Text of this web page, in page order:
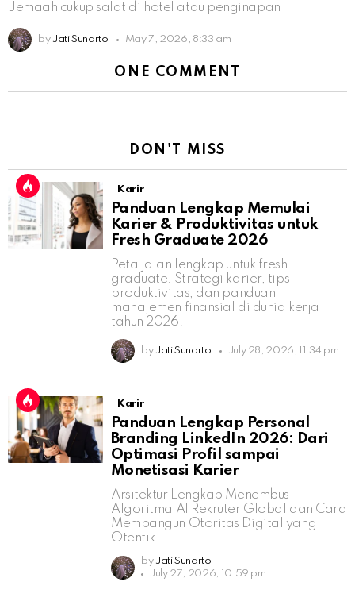
Jemaah cukup salat di hotel atau penginapan
by Jati Sunarto May 7, 2026, 8:33 am
ONE COMMENT
DON'T MISS
Karir
Panduan Lengkap Memulai
Karier & Produktivitas untuk
Fresh Graduate 2026
Peta jalan lengkap untuk fresh
graduate: Strategi karier, tips
produktivitas, dan panduan
manajemen finansial di dunia kerja
tahun 2026.
by Jati Sunarto July 28, 2026, 11:34 pm
Karir
Panduan Lengkap Personal
Branding LinkedIn 2026: Dari
Optimasi Profil sampai
Monetisasi Karier
Arsitektur Lengkap Menembus
Algoritma AI Rekruter Global dan Cara
Membangun Otoritas Digital yang
Otentik
by Jati Sunarto
July 27, 2026, 10:59 pm